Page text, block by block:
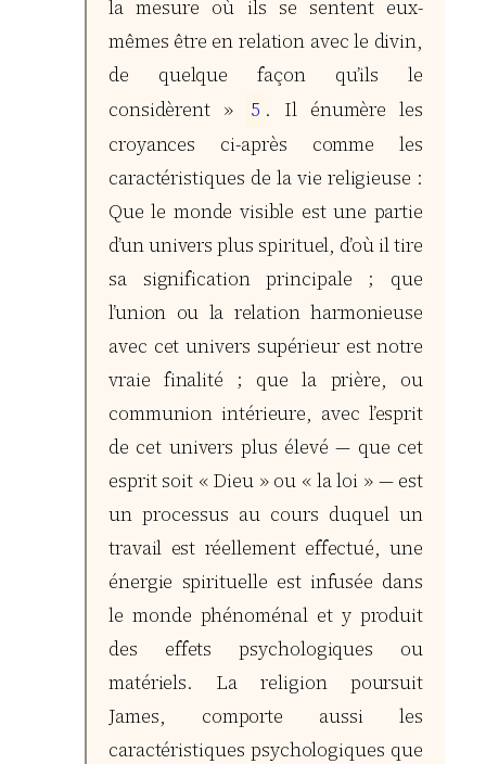
la mesure où ils se sentent eux-
mêmes être en relation avec le divin,
de quelque façon qu’ils le
considèrent »
5 . Il énumère les
croyances ci-après comme les
caractéristiques de la vie religieuse :
Que le monde visible est une partie
d’un univers plus spirituel, d’où il tire
sa signification principale ; que
l’union ou la relation harmonieuse
avec cet univers supérieur est notre
vraie finalité ; que la prière, ou
communion intérieure, avec l’esprit
de cet univers plus élevé — que cet
esprit soit « Dieu » ou « la loi » — est
un processus au cours duquel un
travail est réellement effectué, une
énergie spirituelle est infusée dans
le monde phénoménal et y produit
des effets psychologiques ou
matériels. La religion poursuit
James, comporte aussi les
caractéristiques psychologiques que